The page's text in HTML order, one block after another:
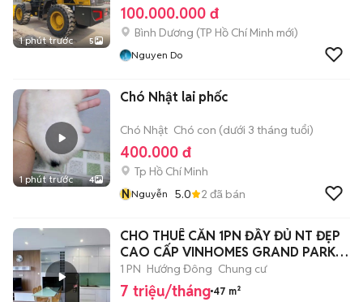
1 phút trước 5
100.000.000 đ
Bình Dương (TP Hồ Chí Minh mới)
Nguyen Do
1 phút trước 4
Chó Nhật lai phốc
Chó Nhật Chó con (dưới 3 tháng tuổi)
400.000 đ
Tp Hồ Chí Minh
NNguyễn 5.0 2 đã bán
CHO THUÊ CĂN 1PN ĐẦY ĐỦ NT ĐẸP
CAO CẤP VINHOMES GRAND PARK
Q9
1 PN Hướng Đông Chung cư
7 triệu/tháng 47 m²